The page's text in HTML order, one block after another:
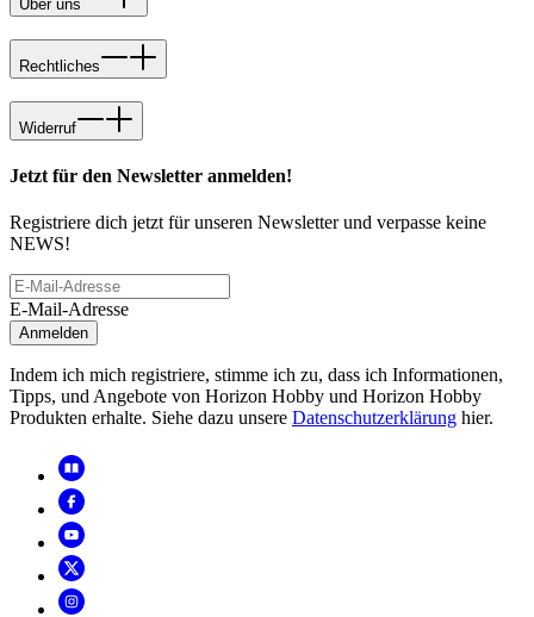
Über uns
Rechtliches
Widerruf
Jetzt für den Newsletter anmelden!
Registriere dich jetzt für unseren Newsletter und verpasse keine
NEWS!
E-Mail-Adresse
Anmelden
Indem ich mich registriere, stimme ich zu, dass ich Informationen,
Tipps, und Angebote von Horizon Hobby und Horizon Hobby
Produkten erhalte. Siehe dazu unsere Datenschutzerklärung hier.